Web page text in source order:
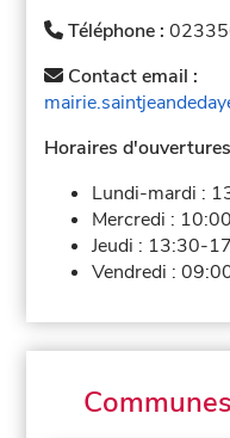
Téléphone :
Contact email :
Horaires
Lundi-mardi :
Mercredi :
Jeudi : 13:30-
Vendredi :